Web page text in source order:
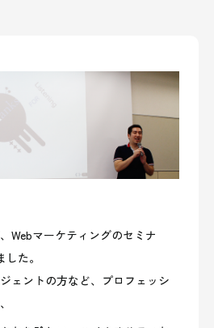
Webマーケティングのセミナ
た。
ェントの方など、プロフェッシ